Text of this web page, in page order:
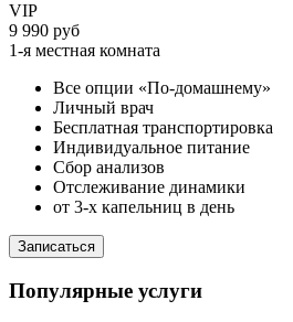
VIP
9 990 руб
1-я местная комната
Все опции «По-домашнему»
Личный врач
Бесплатная транспортировка
Индивидуальное питание
Сбор анализов
Отслеживание динамики
от 3-х капельниц в день
Записаться
Популярные услуги